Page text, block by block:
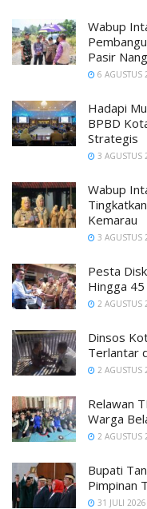
Wabup
Pasir
6 AGUSTUS
Hadapi
BPBD
Strategis
3 AGUSTUS
Wabup
Kemarau
3 AGUSTUS
Pesta
Hingga
2 AGUSTUS
Dinsos
Terlantar
2 AGUSTUS
Relawan
Warga
2 AGUSTUS
Bupati
Pimpinan
31 JULI 2026